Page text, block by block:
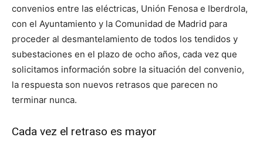
convenios entre las eléctricas, Unión Fenosa e Iberdrola,
con el Ayuntamiento y la Comunidad de Madrid para
proceder al desmantelamiento de todos los tendidos y
subestaciones en el plazo de ocho años, cada vez que
solicitamos información sobre la situación del convenio,
la respuesta son nuevos retrasos que parecen no
terminar nunca.
Cada vez el retraso es mayor